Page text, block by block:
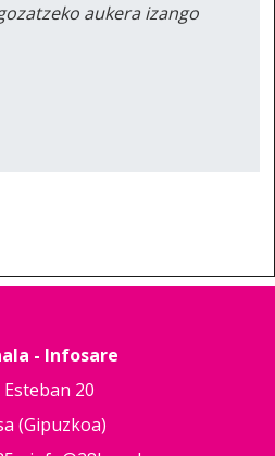
aukera izango
- Infosare
Esteban 20
(Gipuzkoa)